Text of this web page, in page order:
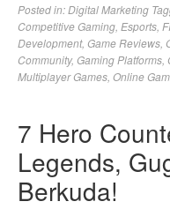
Posted in:Digital Marketing
Competitive Gaming Esports
Development, Game Reviews
Community, Gaming Platforms
Multiplayer Games Online
7 Hero
Legends,
Berkuda!